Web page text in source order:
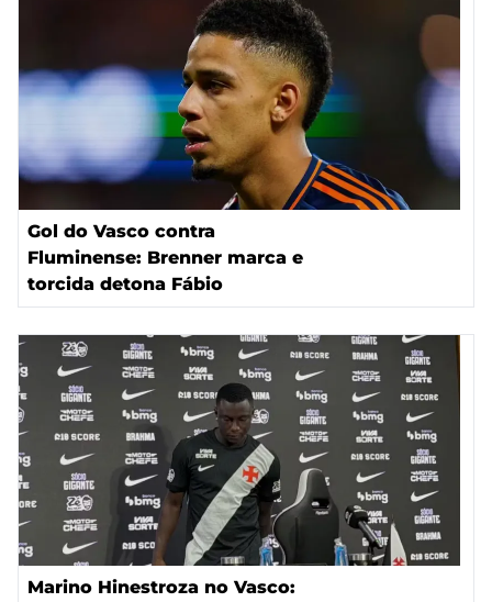
Gol do Vasco contra
Fluminense: Brenner marca e
torcida detona Fábio
Marino Hinestroza no Vasco: